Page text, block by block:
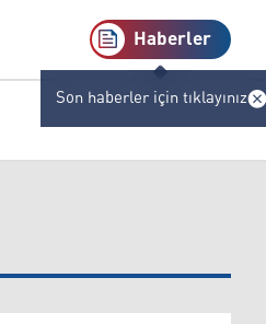
Haberler
Son haberler için tıklayınız